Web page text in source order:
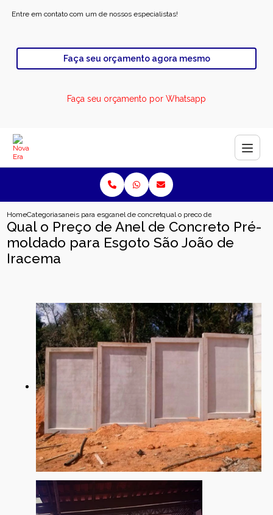
Entre em contato com um de nossos especialistas!
Faça seu orçamento agora mesmo
Faça seu orçamento por Whatsapp
HomeCategoriasaneis para esgotoanel de concreto para esgotoqual o preco de anel de concreto
Qual o Preço de Anel de Concreto Pré-
moldado para Esgoto São João de
Iracema